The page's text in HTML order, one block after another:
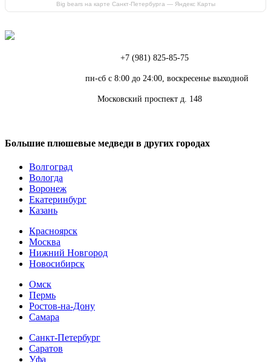
Big bears на карте Санкт‑Петербурга — Яндекс Карты
+7 (981) 825-85-75
пн-сб с 8:00 до 24:00, воскресенье выходной
Московский проспект д. 148
Большие плюшевые медведи в других городах
Волгоград
Вологда
Воронеж
Екатеринбург
Казань
Красноярск
Москва
Нижний Новгород
Новосибирск
Омск
Пермь
Ростов-на-Дону
Самара
Санкт-Петербург
Саратов
Уфа